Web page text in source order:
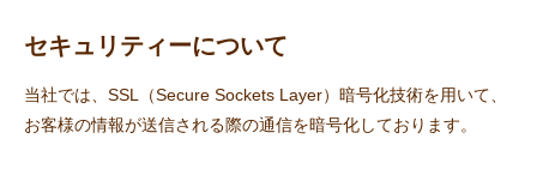
セキュリティーについて
当社では、SSL（Secure Sockets Layer）暗号化技術を用いて、
お客様の情報が送信される際の通信を暗号化しております。